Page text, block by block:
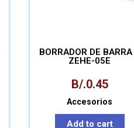
BORRADOR DE
ZEHE-05E
B/.0.45
Accesorios
Add to cart